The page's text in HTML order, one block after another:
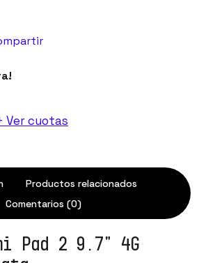
Ver cuotas
Productos relacionados
Comentarios (0)
Pad 2 9.7" 4G